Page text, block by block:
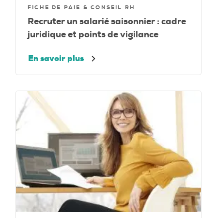
FICHE DE PAIE & CONSEIL RH
Recruter un salarié saisonnier : cadre
juridique et points de vigilance
En savoir plus